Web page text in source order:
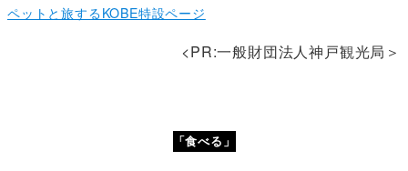
ペットと旅するKOBE特設ページ
<PR:一般財団法人神戸観光局＞
「食べる」